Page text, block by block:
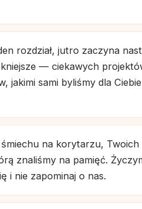
rozdział, jutro zaczyna
— ciekawych
jakimi sami byliśmy dla
na korytarzu, Twoich
znaliśmy na pamięć.
i nie zapominaj o nas.